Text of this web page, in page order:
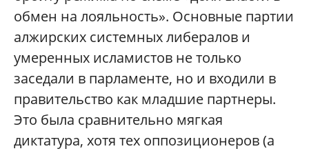
обмен на лояльность». Основные партии
алжирских системных либералов и
умеренных исламистов не только
заседали в парламенте, но и входили в
правительство как младшие партнеры.
Это была сравнительно мягкая
диктатура, хотя тех оппозиционеров (а